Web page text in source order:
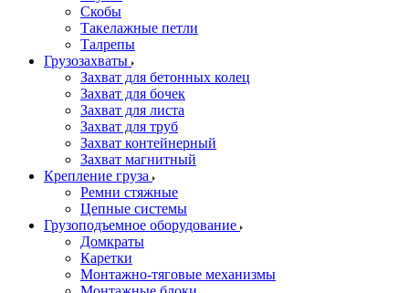
Скобы
Такелажные петли
Талрепы
Грузозахваты
Захват для бетонных колец
Захват для бочек
Захват для листа
Захват для труб
Захват контейнерный
Захват магнитный
Крепление груза
Ремни стяжные
Цепные системы
Грузоподъемное оборудование
Домкраты
Каретки
Монтажно-тяговые механизмы